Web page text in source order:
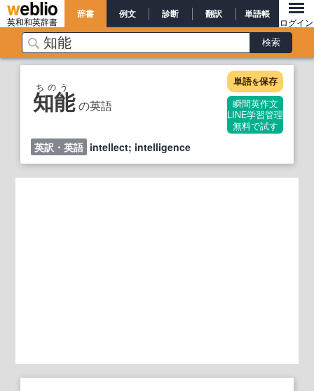
英和和英辞書
辞書 例文 診断 翻訳 単語帳
ログイン
知能 の英語
ちのう 単語を保存
瞬間英作文
LINE学習管理
無料で試す
英訳・英語 intellect; intelligence